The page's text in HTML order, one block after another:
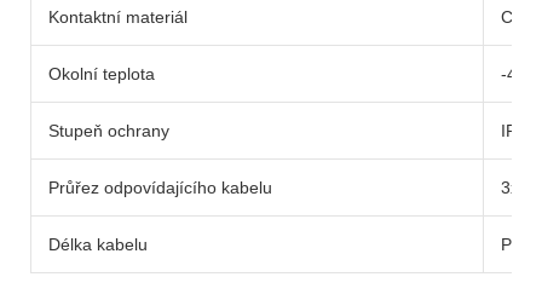
Kontaktní materiál
Okolní teplota -
Stupeň ochrany IP68
Průřez odpovídajícího kabelu
Délka kabelu